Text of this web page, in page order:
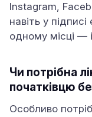
Instagram,
навіть у
одному місці —
Чи потрібна
початківцю
Особливо